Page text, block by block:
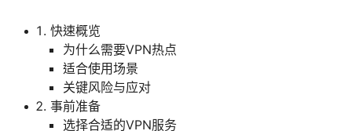
快速概览
为什么需要VPN热点
适合使用场景
关键风险与应对
事前准备
选择合适的VPN服务